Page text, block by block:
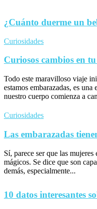
¿Cuánto duerme un
Curiosidades
Curiosos cambios en
Todo este maravilloso viaje
estamos embarazadas, es
nuestro cuerpo comienza a
Curiosidades
Las embarazadas
Sí, parece ser que las mujeres
mágicos. Se dice que son
demás, especialmente...
10 datos interesantes